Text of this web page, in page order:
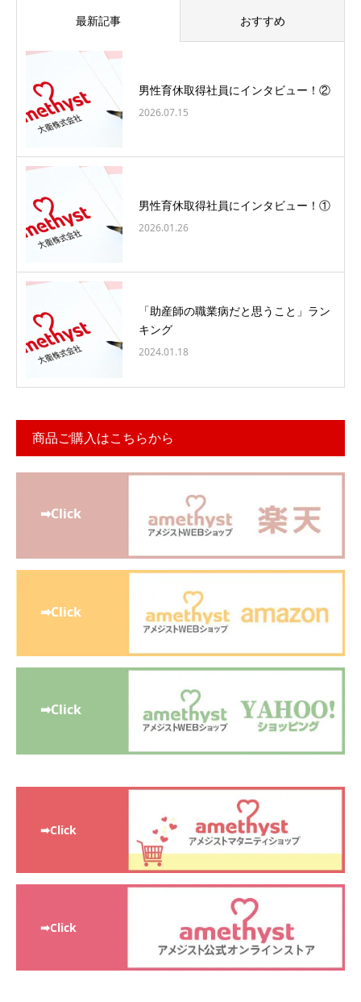
最新記事 おすすめ
男性育休取得社員にインタビュー！②
2026.07.15
男性育休取得社員にインタビュー！①
2026.01.26
「助産師の職業病だと思うこと」ラン
キング
2024.01.18
商品ご購入はこちらから
➡Click
➡Click
➡Click
➡Click
➡Click